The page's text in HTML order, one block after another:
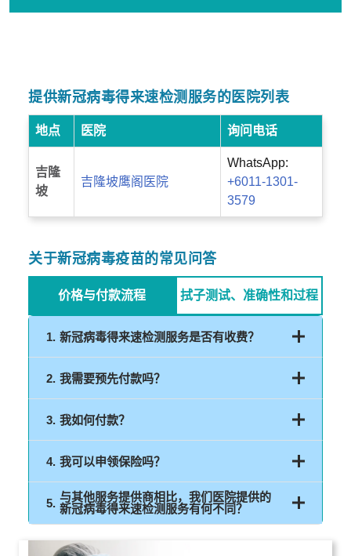
提供新冠病毒得来速检测服务的医院列表
地点 医院 询问电话
吉隆
坡
吉隆坡鹰阁医院
WhatsApp:
+6011-1301-
3579
关于新冠病毒疫苗的常见问答
价格与付款流程 拭子测试、准确性和过程
1. 新冠病毒得来速检测服务是否有收费？
1000
2. 我需要预先付款吗？
+6011-1301-3579
+6017-847-1000
3. 我如何付款？
+6011-1301-3579
+6017-847-1000
4. 我可以申领保险吗？
5. 与其他服务提供商相比，我们医院提供的
新冠病毒得来速检测服务有何不同？
我们采用一种称为聚合酶链反应（PCR）